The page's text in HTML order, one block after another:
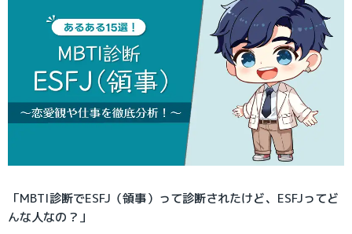
「MBTI診断でESFJ（領事）って診断されたけど、ESFJってど
んな人なの？」